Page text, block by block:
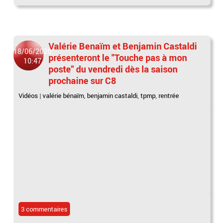
18/06/2020
10:47
Valérie Benaïm et Benjamin Castaldi
présenteront le "Touche pas à mon
poste" du vendredi dès la saison
prochaine sur C8
Vidéos |valérie bénaïm, benjamin castaldi,tpmp, rentrée
3 commentaires